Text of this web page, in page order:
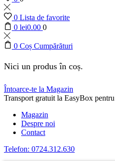
0 Lista de favorite
0 lei0.00 0
0 Coș Cumpărături
Nici un produs în coș.
Întoarce-te la Magazin
Transport gratuit la EasyBox
Magazin
Despre noi
Contact
Telefon: 0724.312.630